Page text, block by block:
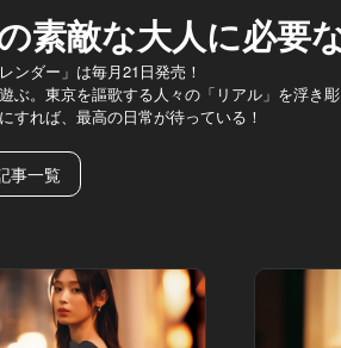
素敵な大人に必要
ンダー」は毎月21日発売！
ぶ。東京を謳歌する人々の「リアル」を浮き
すれば、最高の日常が待っている！
事一覧